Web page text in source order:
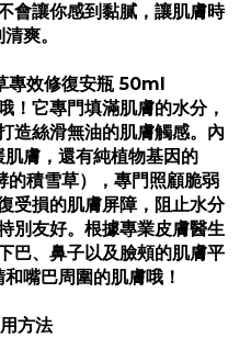
會讓你感到黏膩，讓肌膚時
爽。
專效修復安瓶 50ml
！它專門填滿肌膚的水分，
造絲滑無油的肌膚觸感。內
膚，還有純植物基因的
積雪草），專門照顧脆弱
受損的肌膚屏障，阻止水分
別友好。根據專業皮膚醫生
巴、鼻子以及臉頰的肌膚平
嘴巴周圍的肌膚哦！
方法